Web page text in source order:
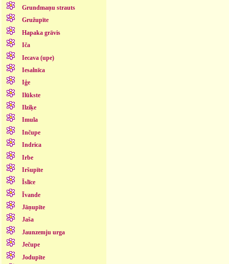
Grundmaņu strauts
Gružupīte
Hapaka grāvis
Iča
Iecava (upe)
Iesalnīca
Iģe
Ilūkste
Ilziķe
Imula
Inčupe
Indrica
Irbe
Iršupīte
Īslīce
Īvande
Jāņupīte
Jaša
Jaunzemju urga
Ječupe
Jodupīte